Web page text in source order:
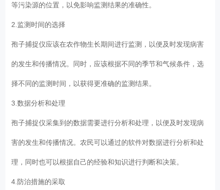
等污染源的位置，以免影响监测结果的准确性。
2.监测时间的选择
孢子捕捉仪应该在农作物生长期间进行监测，以便及时发现病害
的发生和传播情况。同时，应该根据不同的季节和气候条件，选
择不同的监测时间，以获得更准确的监测结果。
3.数据分析和处理
孢子捕捉仪采集到的数据需要进行分析和处理，以便及时发现病
害的发生和传播情况。农民可以通过的软件对数据进行分析和处
理，同时也可以根据自己的经验和知识进行判断和决策。
4.防治措施的采取